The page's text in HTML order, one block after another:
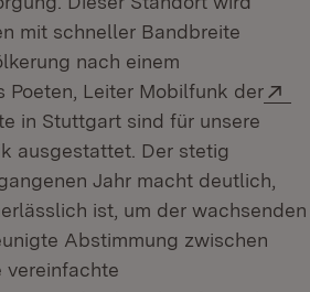
mit schneller Bandbreite
nach einem
Poeten, Leiter Mobilfunk der
in Stuttgart sind für unsere
ausgestattet. Der stetig
Jahr macht deutlich,
ist, um der wachsenden
Abstimmung zwischen
vereinfachte